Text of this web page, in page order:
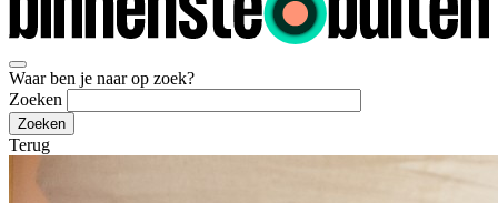
Waar ben je naar op zoek?
Zoeken
Terug